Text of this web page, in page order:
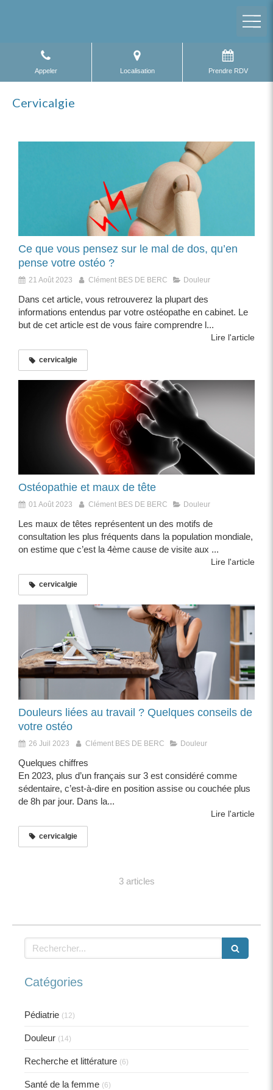
Appeler Localisation Prendre RDV
Cervicalgie
Ce que vous pensez sur le mal de dos, qu’en
pense votre ostéo ?
21 Août 2023 Clément BES DE BERC Douleur
Dans cet article, vous retrouverez la plupart des
informations entendus par votre ostéopathe en cabinet. Le
but de cet article est de vous faire comprendre l...
Lire l'article
cervicalgie
Ostéopathie et maux de tête
01 Août 2023 Clément BES DE BERC Douleur
Les maux de têtes représentent un des motifs de
consultation les plus fréquents dans la population mondiale,
on estime que c’est la 4ème cause de visite aux ...
Lire l'article
cervicalgie
Douleurs liées au travail ? Quelques conseils de
votre ostéo
26 Juil 2023 Clément BES DE BERC Douleur
Quelques chiffres
En 2023, plus d’un français sur 3 est considéré comme
sédentaire, c’est-à-dire en position assise ou couchée plus
de 8h par jour. Dans la...
Lire l'article
cervicalgie
3 articles
Rechercher
Catégories
Pédiatrie (12)
Douleur (14)
Recherche et littérature (6)
Santé de la femme (6)